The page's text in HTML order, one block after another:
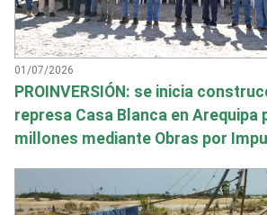
01/07/2026
PROINVERSIÓN: se inicia
represa Casa Blanca en Arequipa
millones mediante Obras por